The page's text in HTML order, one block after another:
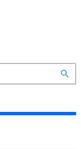
search